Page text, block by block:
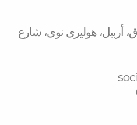
أربیل، هولیری نوی، شارع